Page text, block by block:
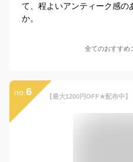
て、程よいアンティーク感の
か。
全てのおすすめ
no. 6